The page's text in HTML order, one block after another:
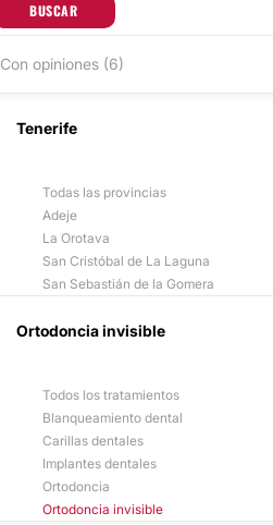
BUSCAR
Con opiniones (6)
Tenerife
Todas las provincias
Adeje
La Orotava
San Cristóbal de La Laguna
San Sebastián de la Gomera
Ortodoncia invisible
Todos los tratamientos
Blanqueamiento dental
Carillas dentales
Implantes dentales
Ortodoncia
Ortodoncia invisible